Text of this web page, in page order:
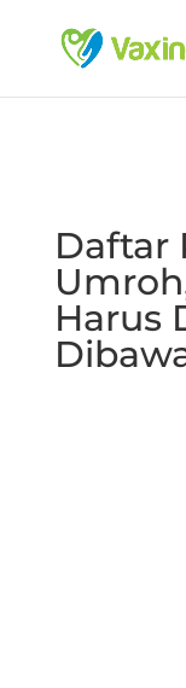
Daftar
Harus